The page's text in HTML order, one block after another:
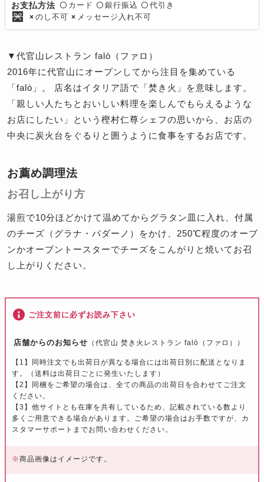
お支払方法 〇 カード 〇 銀行振込 〇 代引き
× のし不可 × メッセージ入れ不可
▼代官山レストラン falò（ファロ）
2016年に代官山にオープンしてから注目を集めている
「falò」。 店名はイタリア語で「焚き火」を意味します。
「親しい人たちとおいしい料理を楽しんでもらえるような
お店にしたい」という樫村仁尊シェフの思いから、お店の
中央に炭火台をぐるりと囲うように食事をするお店です。
お薦め調理法
お召し上がり方
湯煎で10分ほどかけて温めてからグラタン皿に入れ、付属
のチーズ（グラナ・パダーノ）をかけ、250℃程度のオーブ
ンかオーブントースターでチーズをこんがりと焼いてお召
し上がりください。
ご注文前に必ずお読み下さい
店舗からのお知らせ （代官山 焚き火レストラン falò（ファロ））
【1】同時注文でも出荷日が異なる場合には出荷日別に配送となりま
す。（送料は出荷日ごとに発生いたします）
【2】同梱をご希望の場合は、全ての商品の出荷日を合わせてご注文
ください。
【3】他サイトとも在庫を共有しているため、記載されている数より
多くご用意できる場合があります。ご希望の場合はお手数ですが、カ
スタマーサポートまでお問い合わせください。
※商品画像はイメージです。